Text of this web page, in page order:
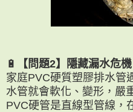
🔋
【問題2】隱藏漏水危機
家庭PVC硬質塑膠排水管
水管就會軟化、變形， 嚴
PVC硬管是直線型管線，